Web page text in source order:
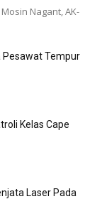
Nagant, AK-
Pesawat Tempur
Kelas Cape
Laser Pada